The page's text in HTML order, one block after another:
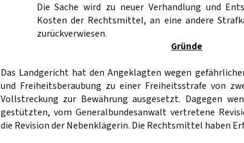
Die Sache wird zu neuer Verhandlung und
Kosten der Rechtsmittel, an eine andere
zurückverwiesen.
Gründe
Das Landgericht hat den Angeklagten wegen
und Freiheitsberaubung zu einer Freiheitsstrafe von
Vollstreckung zur Bewährung ausgesetzt. Dagegen
gestützten, vom Generalbundesanwalt vertretene
die Revision der Nebenklägerin. Die Rechtsmittel haben